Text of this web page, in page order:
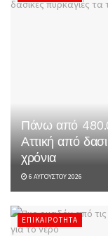
Πάνω από
Αττική από
χρόνια
6 ΑΥΓΟΎΣΤΟΥ 2026
ΕΠΙΚΑΙΡΌΤΗΤΑ